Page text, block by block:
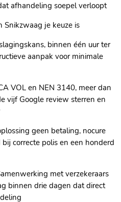
afhandeling soepel verloopt
Snikzwaag je keuze is
binnen één uur ter
aanpak voor minimale
VOL en NEN 3140, meer dan
vijf Google review sterren en
geen betaling, nocure
correcte polis en een honderd
met verzekeraars
binnen drie dagen dat direct